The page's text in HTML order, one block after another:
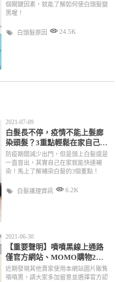
個關鍵因素，就能了解如何使白頭髮變
黑喔！
白頭髮原因 24.5K
2021-07-09
白髮長不停，疫情不能上髮廊
染頭髮？3重點輕鬆在家自己補
染！
防疫期間減少出門，但是頭上白髮還是
一直冒出，其實自己在家就能快速補
染！馬上了解補染白髮的3個重點！
白髮護理資訊 6.2K
2021-06-30
【重要聲明】噴噴黑線上通路
僅官方網站、MOMO購物2大
平台
近期發現其他賣家使用本網站圖片販售
噴噴黑，請大家多加留意並選擇官方認